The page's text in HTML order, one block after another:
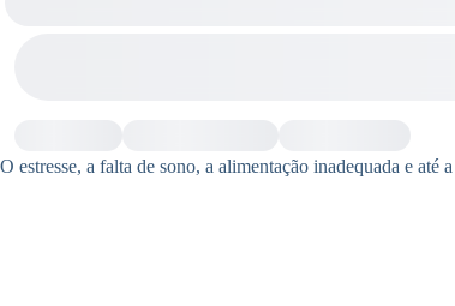
O estresse, a falta de sono, a alimentação inadequada e